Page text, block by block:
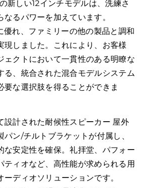
新しい12インチモデルは、洗練さ
るパワーを加えています。
れ、ファミリーの他の製品と調和
現しました。これにより、お客様
ェクトにおいて一貫性のある明瞭な
る、統合された混合モデルシステム
要な選択肢を得ることができま
設計された耐候性スピーカー 屋外
ン/チルトブラケットが付属し、
な安定性を確保。礼拝堂、パフォー
ティオなど、高性能が求められる用
ディオソリューションです。